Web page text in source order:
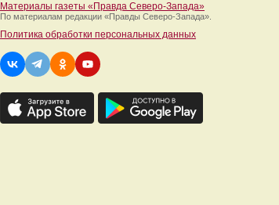
Материалы газеты «Правда Северо-Запада»
По материалам редакции «Правды Северо-Запада».
Политика обработки персональных данных